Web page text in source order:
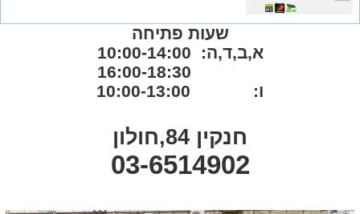
שעות פתיחה
א,ב,ד,ה: 10:00-14:00
ו: 10:00-13:00
חנקין 84,חולון
03-6514902